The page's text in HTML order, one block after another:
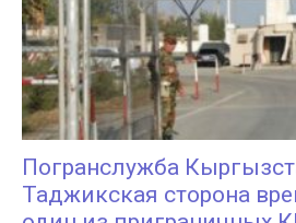
Погранслужба
Таджикская сторона